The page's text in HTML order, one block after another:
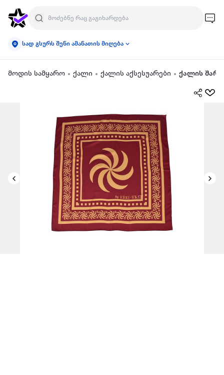
სად გსურს შენი ამანათის მიღება
მოდის სამყარო ქალი ქალის აქსესუარები ქალის